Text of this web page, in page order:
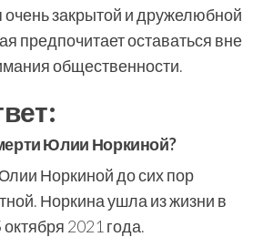
очень закрытой и дружелюбной
предпочитает оставаться вне
общественности.
Юлии Норкиной?
Норкиной до сих пор
Норкина ушла из жизни в
октября 2021 года.